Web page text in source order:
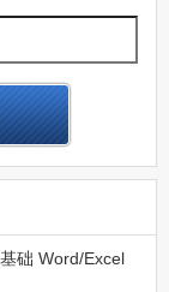
础 Word/Excel